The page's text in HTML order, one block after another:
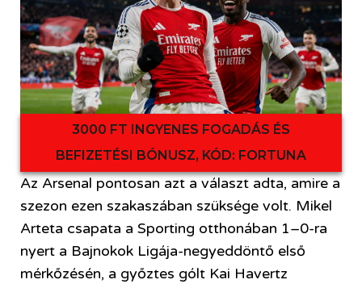
3000 FT INGYENES FOGADÁS ÉS
BEFIZETÉSI BÓNUSZ, KÓD: FORTUNA
Az Arsenal pontosan azt a választ adta, amire a
szezon ezen szakaszában szüksége volt. Mikel
Arteta csapata a Sporting otthonában 1–0-ra
nyert a Bajnokok Ligája-negyeddöntő első
mérkőzésén, a győztes gólt Kai Havertz